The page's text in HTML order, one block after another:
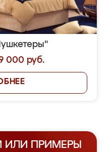
000 руб.
ИЛИ ПРИМЕРЫ